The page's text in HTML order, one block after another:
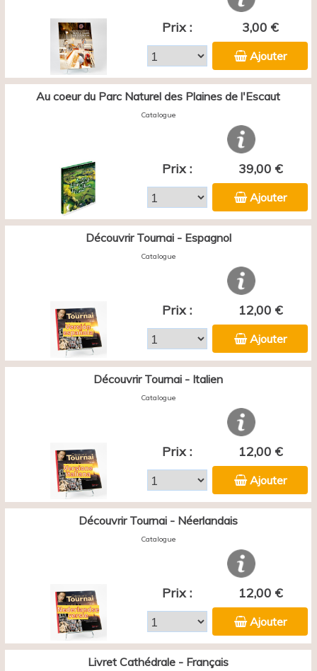
Prix : 3,00 €
Ajouter
Au coeur du Parc Naturel des Plaines de l'Escaut
Catalogue
Prix : 39,00 €
Ajouter
Découvrir Tournai - Espagnol
Catalogue
Prix : 12,00 €
Ajouter
Découvrir Tournai - Italien
Catalogue
Prix : 12,00 €
Ajouter
Découvrir Tournai - Néerlandais
Catalogue
Prix : 12,00 €
Ajouter
Livret Cathédrale - Français